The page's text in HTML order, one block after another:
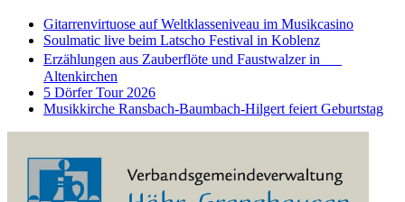
Gitarrenvirtuose auf Weltklasseniveau im Musikcasino
Soulmatic live beim Latscho Festival in Koblenz
Erzählungen aus Zauberflöte und Faustwalzer in
Altenkirchen
5 Dörfer Tour 2026
Musikkirche Ransbach-Baumbach-Hilgert feiert Geburtstag